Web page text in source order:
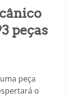
peças
peça
o